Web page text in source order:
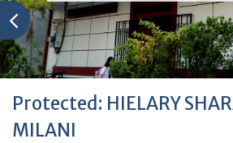
Protected: HIELARY
MILANI